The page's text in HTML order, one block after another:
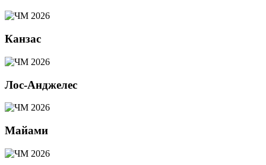
Канзас
Лос-Анджелес
Майами